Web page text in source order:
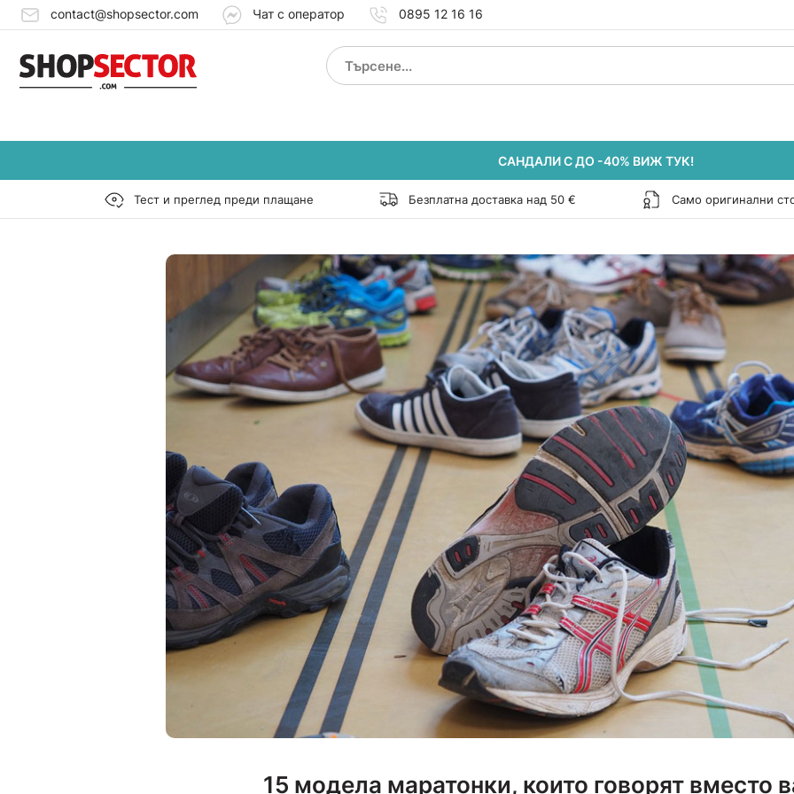
contact@shopsector.com Чат с оператор 0895 12 16 16
САНДАЛИ С ДО -40% ВИЖ ТУК!
Тест и преглед преди плащане Безплатна доставка над 50 € Само оригинални
15 модела маратонки, които говорят вместо